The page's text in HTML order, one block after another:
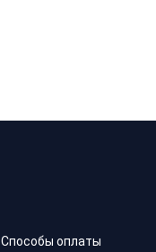
Способы оплаты